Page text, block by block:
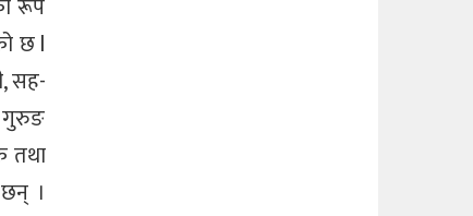
रूप
छ l
सह-
गुरुङ
तथा
।